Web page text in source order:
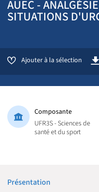
AUEC -
SITUATIONS
Ajouter à la sélection
Composante
UFR3S - Sciences de
santé et du sport
Présentation